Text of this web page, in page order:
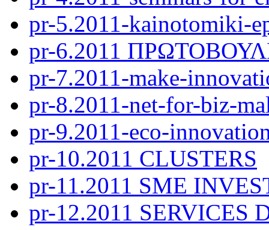
pr-5.2011-kainotomiki-
pr-6.2011
pr-7.2011-make-
pr-8.2011-net-for-biz-
pr-9.2011-eco-
pr-10.2011 CLUSTERS
pr-11.2011 SME
pr-12.2011 SERVICES